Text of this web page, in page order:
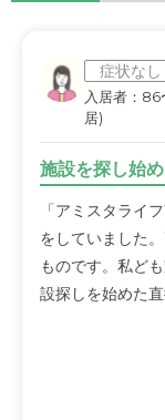
症状なし
入居者：
居)
施設を探し始
「アミスタライ
をしていました
ものです。私ど
設探しを始めた